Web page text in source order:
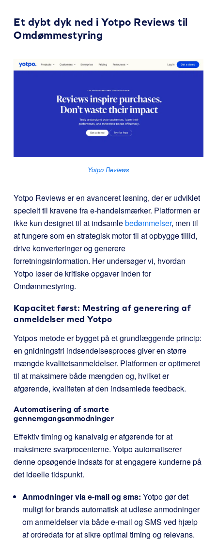
Et dybt dyk ned i Yotpo Reviews til
Omdømmestyring
Yotpo Reviews
Yotpo Reviewser en avanceret løsning, der er udviklet
specielt til kravene fra e-handelsmærker. Platformen er
ikke kun designet til at indsamlebedømmelser, men til
at fungere som en strategisk motor til at opbygge tillid,
drive konverteringer og generere
forretningsinformation. Her undersøger vi, hvordan
Yotpo løser de kritiske opgaver inden for
Omdømmestyring.
Kapacitet først: Mestring af generering af
anmeldelser med Yotpo
Yotpos metode er bygget på et grundlæggende princip:
en gnidningsfri indsendelsesproces giver en større
mængde kvalitetsanmeldelser. Platformen er optimeret
til at maksimere både mængden og, hvilket er
afgørende, kvaliteten af den indsamlede feedback.
Automatisering af smarte
gennemgangsanmodninger
Effektiv timing og kanalvalg er afgørende for at
maksimere svarprocenterne. Yotpo automatiserer
denne opsøgende indsats for at engagere kunderne på
det ideelle tidspunkt.
Anmodninger via e-mail og sms: Yotpo gør det
muligt for brands automatisk at udløse anmodninger
om anmeldelser via både e-mail og SMS ved hjælp
af ordredata for at sikre optimal timing og relevans.